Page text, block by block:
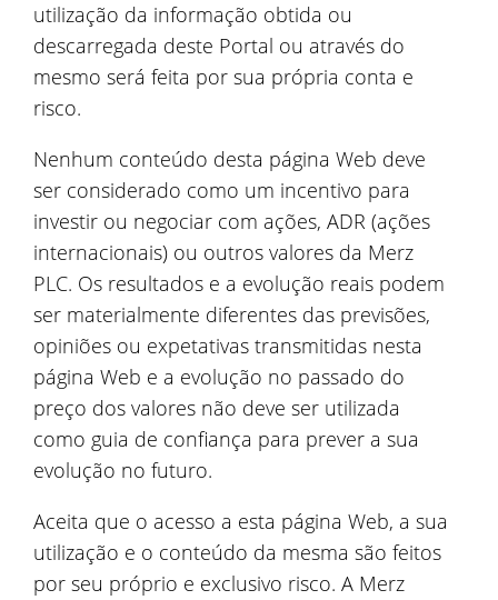
utilização da informação obtida ou
descarregada deste Portal ou através do
mesmo será feita por sua própria conta e
risco.
Nenhum conteúdo desta página Web deve
ser considerado como um incentivo para
investir ou negociar com ações, ADR (ações
internacionais) ou outros valores da Merz
PLC. Os resultados e a evolução reais podem
ser materialmente diferentes das previsões,
opiniões ou expetativas transmitidas nesta
página Web e a evolução no passado do
preço dos valores não deve ser utilizada
como guia de confiança para prever a sua
evolução no futuro.
Aceita que o acesso a esta página Web, a sua
utilização e o conteúdo da mesma são feitos
por seu próprio e exclusivo risco. A Merz